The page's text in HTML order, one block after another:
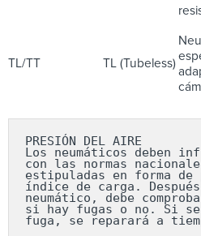
TL/TT TL (Tubeless)
PRESIÓN DEL AIRE
Los neumáticos deben
con las normas
estipuladas en forma
índice de carga.
neumático, debe
si hay fugas o no. Si se
fuga, se reparará a